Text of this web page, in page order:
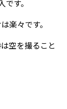
す。
楽々です。
空を撮ること